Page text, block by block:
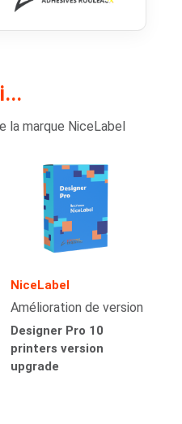
la marque NiceLabel
NiceLabel
Amélioration de version
Designer Pro 10
printers version
upgrade